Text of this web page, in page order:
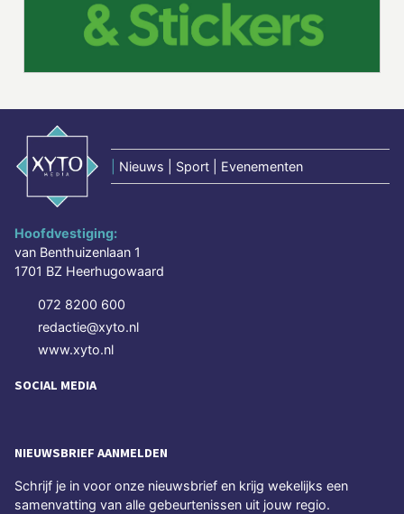
Nieuws | Sport | Evenementen
Hoofdvestiging:
van Benthuizenlaan 1
1701 BZ Heerhugowaard
072 8200 600
redactie@xyto.nl
www.xyto.nl
SOCIAL MEDIA
NIEUWSBRIEF AANMELDEN
Schrijf je in voor onze nieuwsbrief en krijg wekelijks een
samenvatting van alle gebeurtenissen uit jouw regio.